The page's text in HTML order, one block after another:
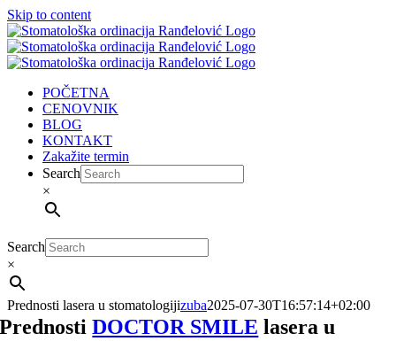
Skip to content
POČETNA
CENOVNIK
BLOG
KONTAKT
Zakažite termin
Search
×
Search
×
Prednosti lasera u stomatologijizuba2025-07-30T16:57:14+02:00
PrednostiDOCTOR SMILE lasera u